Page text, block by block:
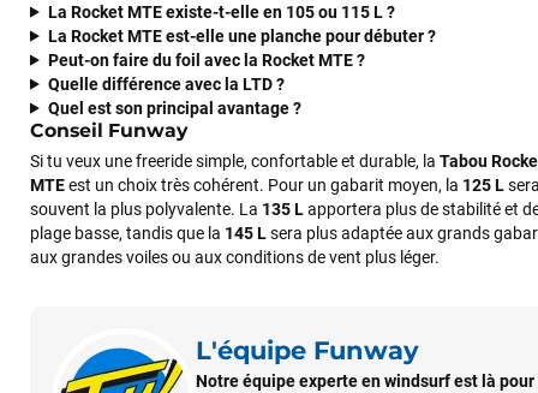
La Rocket MTE existe-t-elle en 105 ou 115 L ?
La Rocket MTE est-elle une planche pour débuter ?
Peut-on faire du foil avec la Rocket MTE ?
Quelle différence avec la LTD ?
Quel est son principal avantage ?
Conseil Funway
Si tu veux une freeride simple, confortable et durable, la Tabou
MTEest un choix très cohérent. Pour un gabarit moyen, la 125 L
souvent la plus polyvalente. La 135 Lapportera plus de stabilité et
plage basse, tandis que la 145 Lsera plus adaptée aux grands
aux grandes voiles ou aux conditions de vent plus léger.
L'équipe Funway
Notre équipe experte en windsurf est là pour